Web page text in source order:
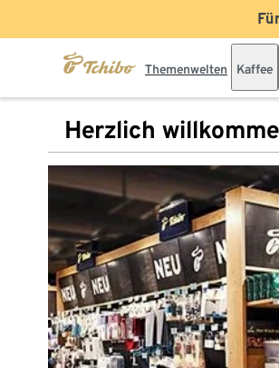
Themenwelten Kaffee
Herzlich